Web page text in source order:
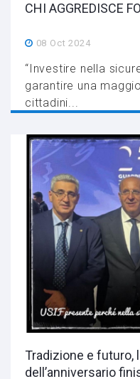
CHI AGGREDISCE
08 Oct 2024
“Investire nella
garantire una
cittadini...
Tradizione e futuro,
dell’anniversario